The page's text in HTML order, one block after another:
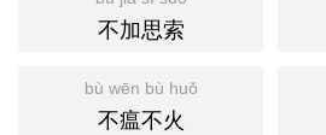
不加思索
bù wēn bù huǒ
不瘟不火